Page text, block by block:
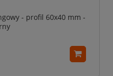
- profil 60x40 mm -